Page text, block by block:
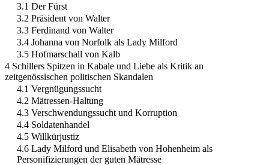
3.1 Der Fürst
3.2 Präsident von Walter
3.3 Ferdinand von Walter
3.4 Johanna von Norfolk als Lady Milford
3.5 Hofmarschall von Kalb
4 Schillers Spitzen in Kabale und Liebe als Kritik an
zeitgenössischen politischen Skandalen
4.1 Vergnügungssucht
4.2 Mätressen-Haltung
4.3 Verschwendungssucht und Korruption
4.4 Soldatenhandel
4.5 Willkürjustiz
4.6 Lady Milford und Elisabeth von Hohenheim als
Personifizierungen der guten Mätresse